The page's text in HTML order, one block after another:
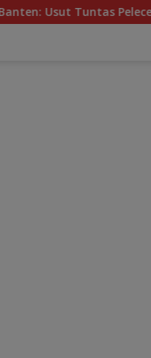
Pelecehan Oleh